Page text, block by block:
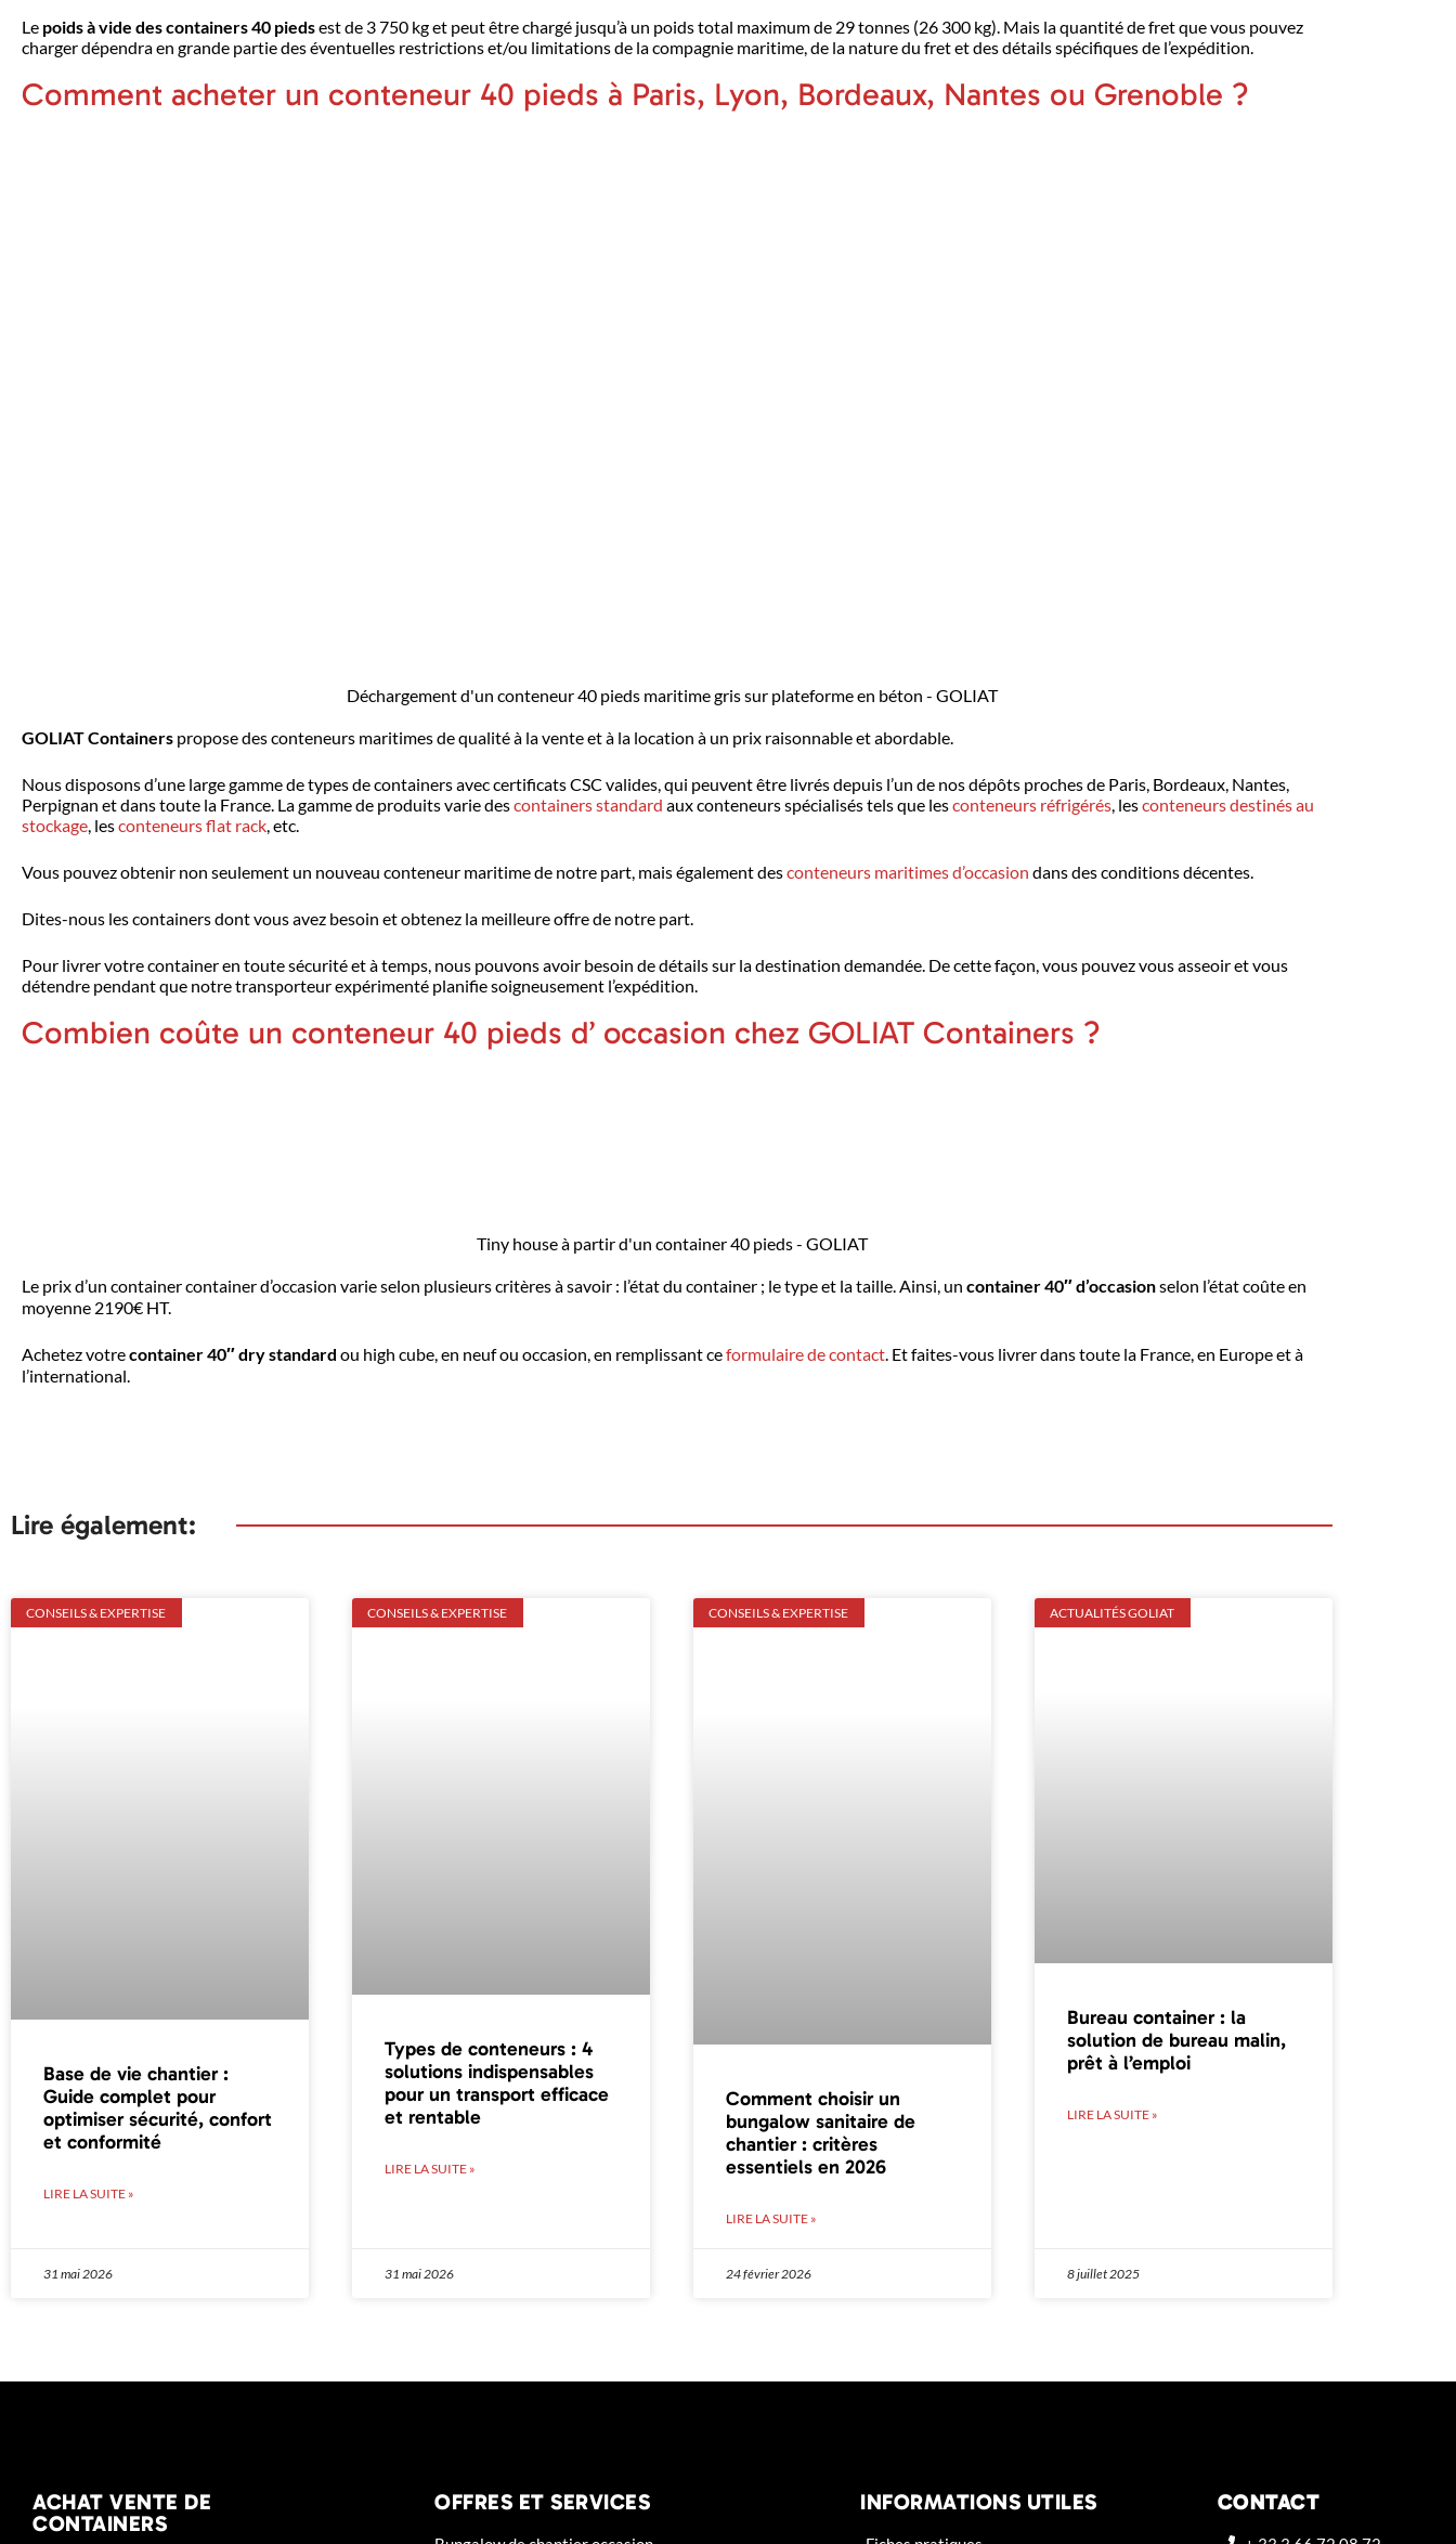
Le poids à vide des containers40 piedsest de 3 750 kg et peut être chargé jusqu’à un poids total maximum de 29 tonnes (26 300 kg). Mais la quantité de fret que vous pouvez
charger dépendra en grande partie des éventuelles restrictions et/ou limitations de la compagnie maritime, de la nature du fret et des détails spécifiques de l’expédition.
Comment acheter un conteneur 40 pieds à Paris, Lyon, Bordeaux, Nantes ou Grenoble ?
Déchargement d'un conteneur 40 pieds maritime gris sur plateforme en béton - GOLIAT
GOLIAT Containers propose des conteneurs maritimes de qualité à la vente et à la location à un prix raisonnable et abordable.
Nous disposons d’une large gamme de types de containers avec certificats CSC valides, qui peuvent être livrés depuis l’un de nos dépôts proches de Paris, Bordeaux, Nantes,
Perpignan et dans toute la France. La gamme de produits varie descontainers standard aux conteneurs spécialisés tels que lesconteneurs réfrigérés, lesconteneurs destinés au
stockage, lesconteneurs flat rack, etc.
Vous pouvez obtenir non seulement un nouveau conteneur maritime de notre part, mais également desconteneurs maritimes d’occasion dans des conditions décentes.
Dites-nous les containers dont vous avez besoin et obtenez la meilleure offre de notre part.
Pour livrer votre container en toute sécurité et à temps, nous pouvons avoir besoin de détails sur la destination demandée. De cette façon, vous pouvez vous asseoir et vous
détendre pendant que notre transporteur expérimenté planifie soigneusement l’expédition.
Combien coûte un conteneur 40 pieds d’ occasion chez GOLIAT Containers ?
Tiny house à partir d'un container 40 pieds - GOLIAT
Le prix d’un container container d’occasion varie selon plusieurs critères à savoir : l’état du container ; le type et la taille. Ainsi, un container 40″ d’occasionselon l’état coûte en
moyenne 2190€ HT.
Achetez votrecontainer 40″ dry standard ou high cube, en neuf ou occasion, en remplissant ceformulaire de contact. Et faites-vous livrer dans toute la France, en Europe et à
l’international.
Lire également:
CONSEILS & EXPERTISE
Base de vie chantier :
Guide complet pour
optimiser sécurité, confort
et conformité
LIRE LA SUITE »
31 mai 2026
CONSEILS & EXPERTISE
Types de conteneurs : 4
solutions indispensables
pour un transport efficace
et rentable
LIRE LA SUITE »
31 mai 2026
CONSEILS & EXPERTISE
Comment choisir un
bungalow sanitaire de
chantier : critères
essentiels en 2026
LIRE LA SUITE »
24 février 2026
ACTUALITÉS GOLIAT
Bureau container : la
solution de bureau malin,
prêt à l’emploi
LIRE LA SUITE »
8 juillet 2025
ACHAT VENTE DE
CONTAINERS
OFFRES ET SERVICES INFORMATIONS UTILES CONTACT